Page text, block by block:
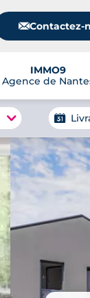
📧Contactez-
IMMO9
Agence de